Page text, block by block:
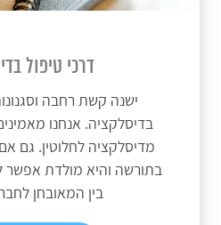
דרכי טיפול
ישנה קשת רחבה
בדיסלקציה. אנחנו
מדיסלקציה לחלוטין. גם
בתורשה והיא מולדת
בין המאובחן